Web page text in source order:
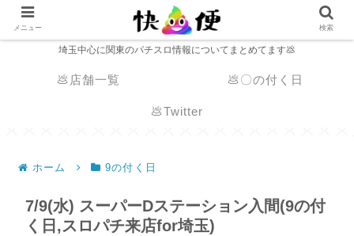
埼玉中心に関東のパチスロ情報についてまとめてます💩
💩店舗一覧 💩〇の付く日
💩Twitter
ホーム 9の付く日
7/9(水) スーパーDステーション入間(9の付
く日,スロパチ来店for埼玉)
メニュー 検索